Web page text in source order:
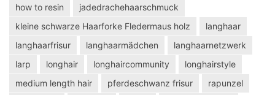
how to resin
jadedrachehaarschmuck
kleine schwarze Haarforke Fledermaus holz
langhaar
langhaarfrisur
langhaarmädchen
langhaarnetzwerk
larp
longhair longhaircommunity
longhairstyle
medium length hair
pferdeschwanz frisur
rapunzel